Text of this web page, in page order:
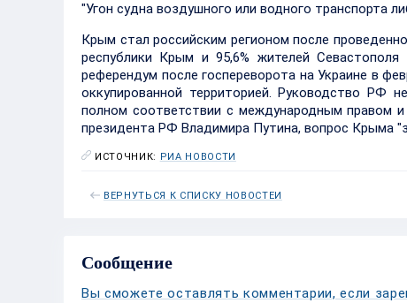
"Угон судна воздушного или водного транспорта
Крым стал российским регионом после
республики Крым и 95,6% жителей
референдум после госпереворота на Украине в
оккупированной территорией. Руководство РФ
полном соответствии с международным правом
президента РФ Владимира Путина, вопрос Крыма
ИСТОЧНИК: РИА НОВОСТИ
ВЕРНУТЬСЯ К СПИСКУ НОВОСТЕЙ
Сообщение
Вы сможете оставлять комментарии, если